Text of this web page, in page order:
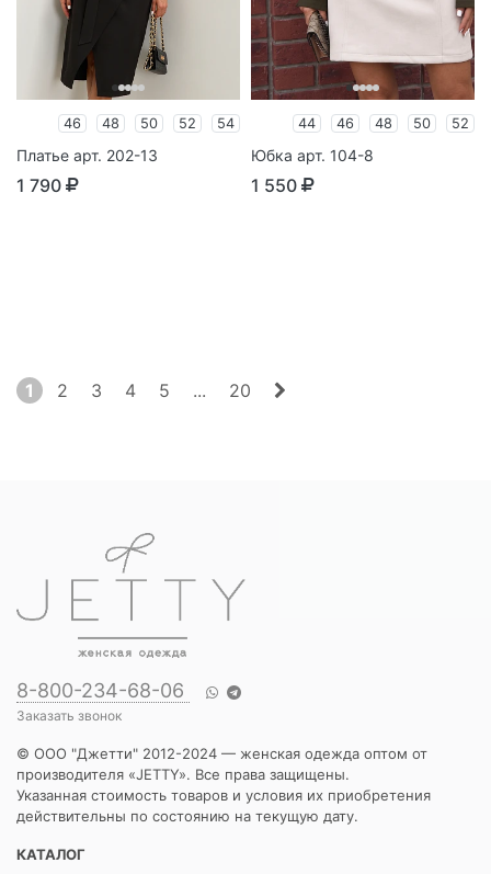
46 48 50 52 54
Платье арт. 202-13
1 790
44 46 48 50 52
Юбка арт. 104-8
1 550
1 2 3 4 5 ... 20
8-800-234-68-06
Заказать звонок
© ООО "Джетти" 2012-2024 — женская одежда оптом от
производителя «JETTY». Все права защищены.
Указанная стоимость товаров и условия их приобретения
действительны по состоянию на текущую дату.
КАТАЛОГ